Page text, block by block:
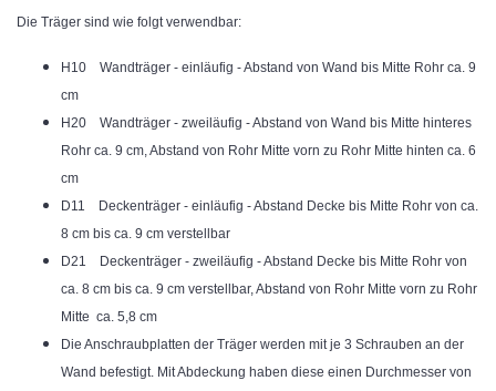
Die Träger sind wie folgt verwendbar:
H10 Wandträger - einläufig - Abstand von Wand bis Mitte Rohr ca. 9
cm
H20 Wandträger - zweiläufig - Abstand von Wand bis Mitte hinteres
Rohr ca. 9 cm, Abstand von Rohr Mitte vorn zu Rohr Mitte hinten ca. 6
cm
D11 Deckenträger - einläufig - Abstand Decke bis Mitte Rohr von ca.
8 cm bis ca. 9 cm verstellbar
D21 Deckenträger - zweiläufig - Abstand Decke bis Mitte Rohr von
ca. 8 cm bis ca. 9 cm verstellbar, Abstand von Rohr Mitte vorn zu Rohr
Mitte ca. 5,8 cm
Die Anschraubplatten der Träger werden mit je 3 Schrauben an der
Wand befestigt. Mit Abdeckung haben diese einen Durchmesser von